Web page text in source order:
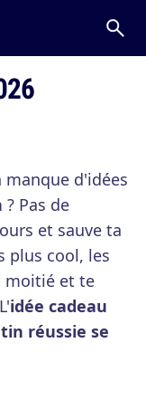
manque d'idées
? Pas de
et sauve ta
plus cool, les
moitié et te
idée cadeau
réussie se